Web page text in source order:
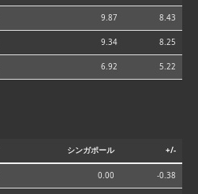
9.87 8.43
9.34 8.25
6.92 5.22
シンガポール +/-
0.00 -0.38